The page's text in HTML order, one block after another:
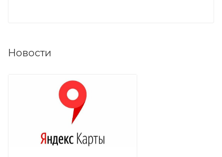
Новости